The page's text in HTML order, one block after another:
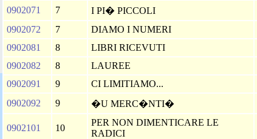
0902071
7 I PI� PICCOLI
0902072
7 DIAMO I NUMERI
0902081
8 LIBRI RICEVUTI
0902082
8 LAUREE
0902091
9 CI LIMITIAMO...
0902092
9 �U MERC�NTI�
0902101 10
PER NON DIMENTICARE LE
RADICI